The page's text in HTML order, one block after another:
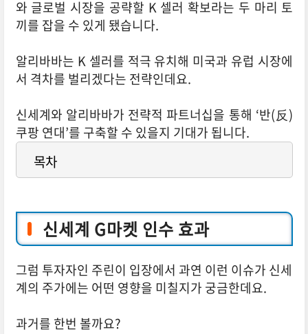
와 글로벌 시장을 공략할 K 셀러 확보라는 두 마리 토
끼를 잡을 수 있게 됐습니다.
알리바바는 K 셀러를 적극 유치해 미국과 유럽 시장에
서 격차를 벌리겠다는 전략인데요.
신세계와 알리바바가 전략적 파트너십을 통해 ‘반(反)
쿠팡 연대’를 구축할 수 있을지 기대가 됩니다.
목차
신세계 G마켓 인수 효과
그럼 투자자인 주린이 입장에서 과연 이런 이슈가 신세
계의 주가에는 어떤 영향을 미칠지가 궁금한데요.
과거를 한번 볼까요?